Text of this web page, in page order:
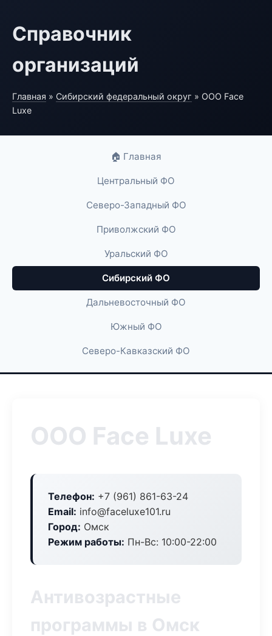
Справочник
организаций
Главная » Сибирский федеральный округ » ООО Face
Luxe
🏠 Главная
Центральный ФО
Северо-Западный ФО
Приволжский ФО
Уральский ФО
Сибирский ФО
Дальневосточный ФО
Южный ФО
Северо-Кавказский ФО
ООО Face Luxe
Телефон: +7 (961) 861-63-24
Email: info@faceluxe101.ru
Город: Омск
Режим работы: Пн-Вс: 10:00-22:00
Антивозрастные
программы в Омск